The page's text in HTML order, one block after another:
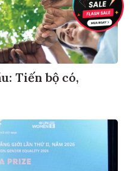
Tiến bộ có,